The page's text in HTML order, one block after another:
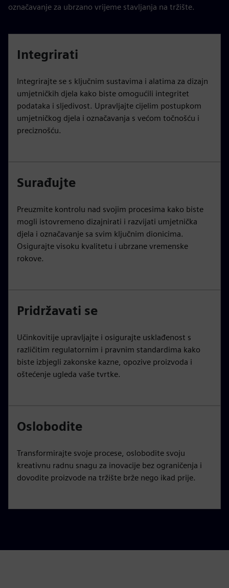
označavanje za ubrzano vrijeme stavljanja na tržište.
Integrirati
Integrirajte se s ključnim sustavima i alatima za dizajn
umjetničkih djela kako biste omogućili integritet
podataka i sljedivost. Upravljajte cijelim postupkom
umjetničkog djela i označavanja s većom točnošću i
preciznošću.
Surađujte
Preuzmite kontrolu nad svojim procesima kako biste
mogli istovremeno dizajnirati i razvijati umjetnička
djela i označavanje sa svim ključnim dionicima.
Osigurajte visoku kvalitetu i ubrzane vremenske
rokove.
Pridržavati se
Učinkovitije upravljajte i osigurajte usklađenost s
različitim regulatornim i pravnim standardima kako
biste izbjegli zakonske kazne, opozive proizvoda i
oštećenje ugleda vaše tvrtke.
Oslobodite
Transformirajte svoje procese, oslobodite svoju
kreativnu radnu snagu za inovacije bez ograničenja i
dovodite proizvode na tržište brže nego ikad prije.